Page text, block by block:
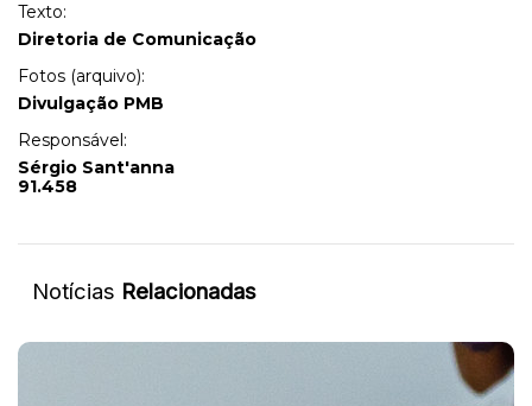
Texto:
Diretoria de Comunicação
Fotos (arquivo):
Divulgação PMB
Responsável:
Sérgio Sant'anna
91.458
Notícias Relacionadas